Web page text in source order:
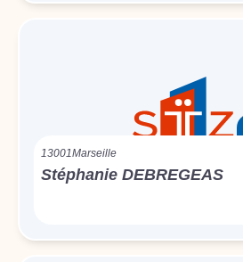
13001Marseille
Stéphanie DEBREGEAS